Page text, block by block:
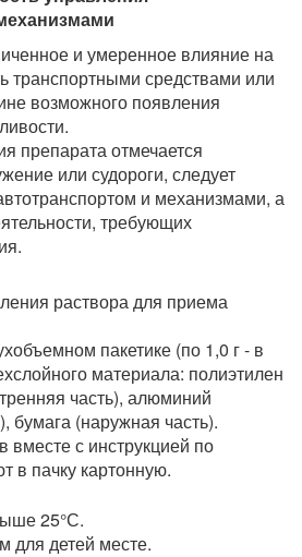
и умеренное влияние на
транспортными средствами или
возможного появления
препарата отмечается
или судороги, следует
и механизмами, а
требующих
раствора для приема
пакетике (по 1,0 г - в
материала: полиэтилен
часть), алюминий
бумага (наружная часть).
вместе с инструкцией по
пачку картонную.
25°С.
для детей месте.